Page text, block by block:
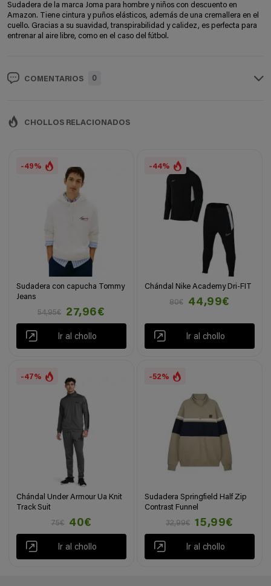
Sudadera de la marca Joma para hombre y niños con descuento en
Amazon. Tiene cintura y puños elásticos, además de una cremallera en el
cuello. Gracias a su suavidad, transpirabilidad y calidez, es perfecta para
entrenar al aire libre, como en el caso del fútbol.
COMENTARIOS 0
CHOLLOS RELACIONADOS
-49%
Sudadera con capucha Tommy
Jeans
54,95€
27,96€
Ir al chollo
-44%
Chándal Nike Academy Dri-FIT
80€
44,99€
Ir al chollo
-47%
Chándal Under Armour Ua Knit
Track Suit
75€
40€
Ir al chollo
-52%
Sudadera Springfield Half Zip
Contrast Funnel
32,99€
15,99€
Ir al chollo